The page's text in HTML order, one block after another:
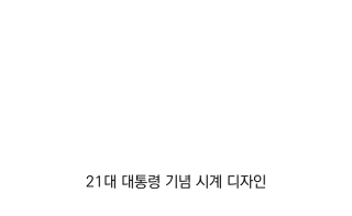
21대 대통령 기념 시계 디자인